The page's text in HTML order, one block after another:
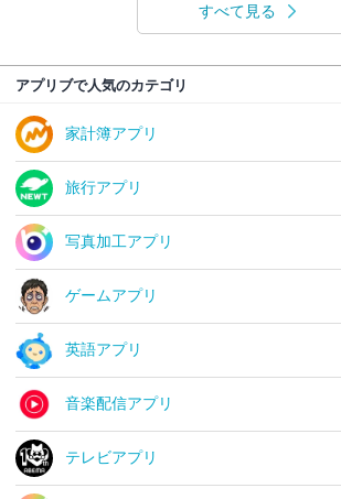
すべて見る
アプリブで人気のカテゴリ
家計簿アプリ
旅行アプリ
写真加工アプリ
ゲームアプリ
英語アプリ
音楽配信アプリ
テレビアプリ